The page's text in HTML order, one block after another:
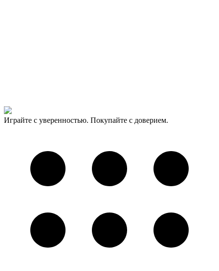
Играйте с уверенностью. Покупайте с доверием.